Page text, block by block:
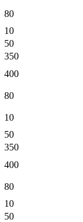
80
10
50
350
400
80
10
50
350
400
80
10
50